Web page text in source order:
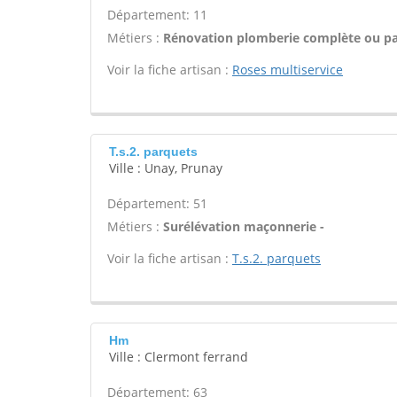
Département: 11
Métiers : Rénovation plomberie complète ou
Voir la fiche artisan : Roses multiservice
T.s.2. parquets
Ville : Unay, Prunay
Département: 51
Métiers : Surélévation maçonnerie -
Voir la fiche artisan : T.s.2. parquets
Hm
Ville : Clermont ferrand
Département: 63